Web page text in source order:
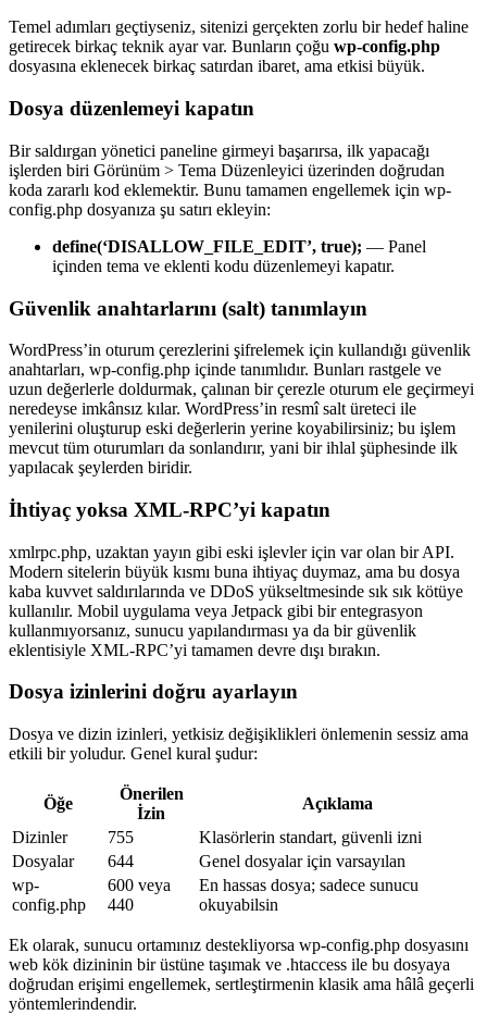
Temel adımları geçtiyseniz, sitenizi gerçekten zorlu bir hedef haline
getirecek birkaç teknik ayar var. Bunların çoğu wp-config.php
dosyasına eklenecek birkaç satırdan ibaret, ama etkisi büyük.
Dosya düzenlemeyi kapatın
Bir saldırgan yönetici paneline girmeyi başarırsa, ilk yapacağı
işlerden biri Görünüm > Tema Düzenleyici üzerinden doğrudan
koda zararlı kod eklemektir. Bunu tamamen engellemek için wp-
config.php dosyanıza şu satırı ekleyin:
define(‘DISALLOW_FILE_EDIT’, true); — Panel
içinden tema ve eklenti kodu düzenlemeyi kapatır.
Güvenlik anahtarlarını (salt) tanımlayın
WordPress’in oturum çerezlerini şifrelemek için kullandığı güvenlik
anahtarları, wp-config.php içinde tanımlıdır. Bunları rastgele ve
uzun değerlerle doldurmak, çalınan bir çerezle oturum ele geçirmeyi
neredeyse imkânsız kılar. WordPress’in resmî salt üreteci ile
yenilerini oluşturup eski değerlerin yerine koyabilirsiniz; bu işlem
mevcut tüm oturumları da sonlandırır, yani bir ihlal şüphesinde ilk
yapılacak şeylerden biridir.
İhtiyaç yoksa XML-RPC’yi kapatın
xmlrpc.php, uzaktan yayın gibi eski işlevler için var olan bir API.
Modern sitelerin büyük kısmı buna ihtiyaç duymaz, ama bu dosya
kaba kuvvet saldırılarında ve DDoS yükseltmesinde sık sık kötüye
kullanılır. Mobil uygulama veya Jetpack gibi bir entegrasyon
kullanmıyorsanız, sunucu yapılandırması ya da bir güvenlik
eklentisiyle XML-RPC’yi tamamen devre dışı bırakın.
Dosya izinlerini doğru ayarlayın
Dosya ve dizin izinleri, yetkisiz değişiklikleri önlemenin sessiz ama
etkili bir yoludur. Genel kural şudur:
Öğe
Önerilen
İzin
Açıklama
Dizinler
755
Klasörlerin standart, güvenli izni
Dosyalar
644
Genel dosyalar için varsayılan
wp-
config.php
600 veya
440
En hassas dosya; sadece sunucu
okuyabilsin
Ek olarak, sunucu ortamınız destekliyorsa wp-config.php dosyasını
web kök dizininin bir üstüne taşımak ve .htaccess ile bu dosyaya
doğrudan erişimi engellemek, sertleştirmenin klasik ama hâlâ geçerli
yöntemlerindendir.